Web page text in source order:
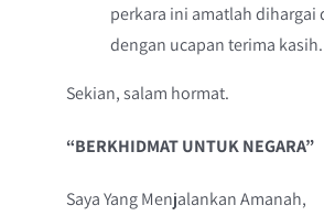
perkara ini amatlah dihargai
dengan ucapan terima kasih.
Sekian, salam hormat.
“BERKHIDMAT UNTUK NEGARA”
Saya Yang Menjalankan Amanah,